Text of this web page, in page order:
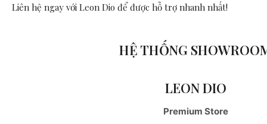
Liên hệ ngay với Leon Dio để được hỗ trợ nhanh nhất!
HỆ THỐNG
LEON DIO
Premium Store